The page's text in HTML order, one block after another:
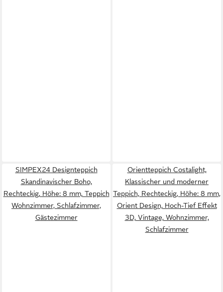
SIMPEX24 Designteppich
Skandinavischer Boho,
Rechteckig, Höhe: 8 mm, Teppich
Wohnzimmer, Schlafzimmer,
Gästezimmer
Orientteppich Costalight,
Klassischer und moderner
Teppich, Rechteckig, Höhe: 8 mm,
Orient Design, Hoch-Tief Effekt
3D, Vintage, Wohnzimmer,
Schlafzimmer